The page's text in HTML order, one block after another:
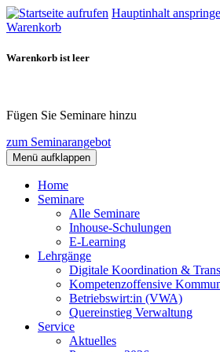
Hauptinhalt
Warenkorb
Warenkorb ist leer
Fügen Sie Seminare hinzu
zum Seminarangebot
Menü aufklappen
Home
Seminare
Alle Seminare
Inhouse-Schulungen
E-Learning
Lehrgänge
Digitale Koordination &
Kompetenzoffensive
Betriebswirt:in (VWA)
Quereinstieg Verwaltung
Service
Aktuelles